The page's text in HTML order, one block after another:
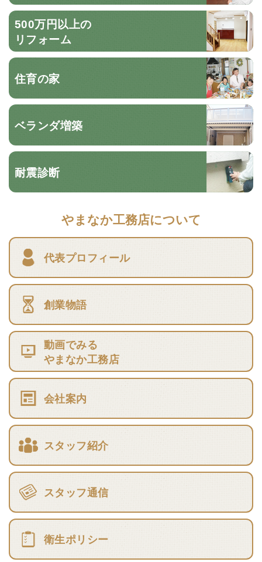
500万円以上の
リフォーム
住育の家
ベランダ増築
耐震診断
やまなか工務店について
代表プロフィール
創業物語
動画でみる
やまなか工務店
会社案内
スタッフ紹介
スタッフ通信
衛生ポリシー